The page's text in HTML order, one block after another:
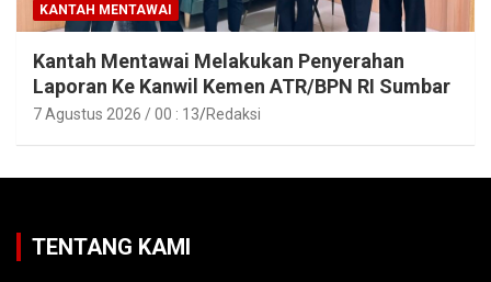
KANTAH MENTAWAI
Kantah Mentawai Melakukan Penyerahan
Laporan Ke Kanwil Kemen ATR/BPN RI Sumbar
7 Agustus 2026 / 00 : 13 Redaksi
TENTANG KAMI